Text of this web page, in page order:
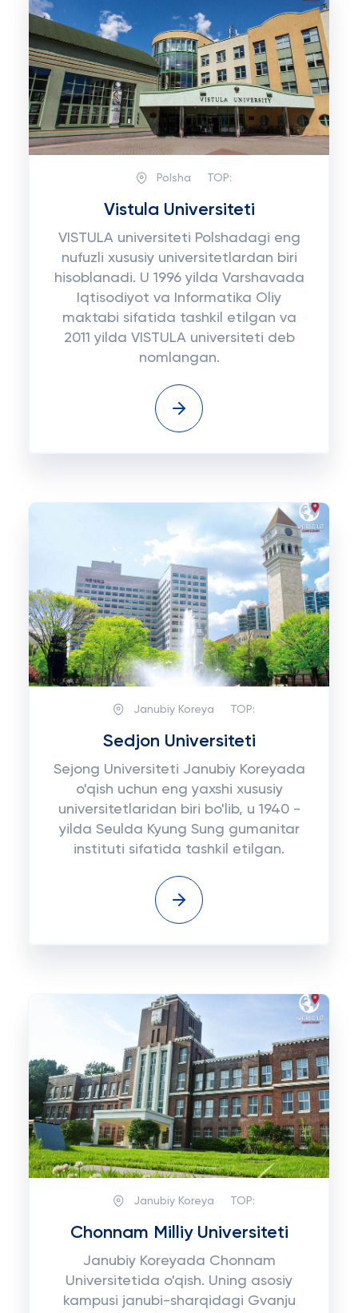
Polsha TOP:
Vistula Universiteti
VISTULA universiteti Polshadagi eng
nufuzli xususiy universitetlardan biri
hisoblanadi. U 1996 yilda Varshavada
Iqtisodiyot va Informatika Oliy
maktabi sifatida tashkil etilgan va
2011 yilda VISTULA universiteti deb
nomlangan.
Janubiy Koreya TOP:
Sedjon Universiteti
Sejong Universiteti Janubiy Koreyada
o'qish uchun eng yaxshi xususiy
universitetlaridan biri bo'lib, u 1940 -
yilda Seulda Kyung Sung gumanitar
instituti sifatida tashkil etilgan.
Janubiy Koreya TOP:
Chonnam Milliy Universiteti
Janubiy Koreyada Chonnam
Universitetida o'qish. Uning asosiy
kampusi janubi-sharqidagi Gvanju